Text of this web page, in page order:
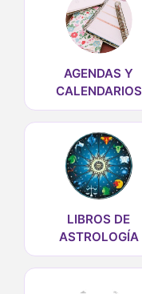
AGENDAS Y
CALENDARIOS
LIBROS DE
ASTROLOGÍA